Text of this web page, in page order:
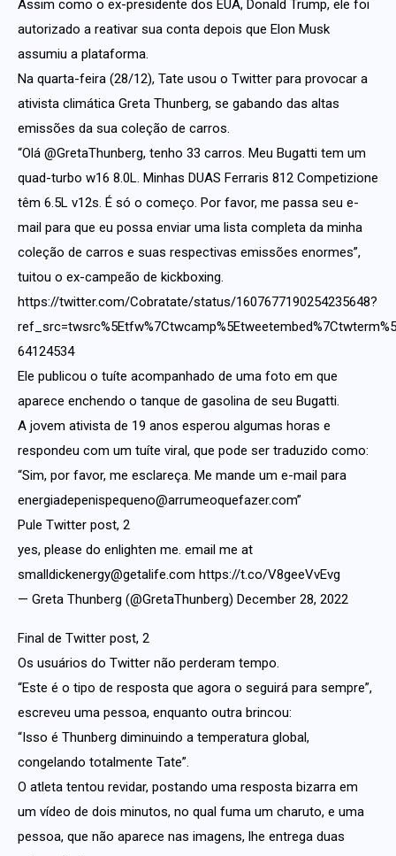
Assim como o ex-presidente dos EUA, Donald Trump, ele foi
autorizado a reativar sua conta depois que Elon Musk
assumiu a plataforma.
Na quarta-feira (28/12), Tate usou o Twitter para provocar a
ativista climática Greta Thunberg, se gabando das altas
emissões da sua coleção de carros.
“Olá @GretaThunberg, tenho 33 carros. Meu Bugatti tem um
quad-turbo w16 8.0L. Minhas DUAS Ferraris 812 Competizione
têm 6.5L v12s. É só o começo. Por favor, me passa seu e-
mail para que eu possa enviar uma lista completa da minha
coleção de carros e suas respectivas emissões enormes”,
tuitou o ex-campeão de kickboxing.
https://twitter.com/Cobratate/status/1607677190254235648?
64124534
Ele publicou o tuíte acompanhado de uma foto em que
aparece enchendo o tanque de gasolina de seu Bugatti.
A jovem ativista de 19 anos esperou algumas horas e
respondeu com um tuíte viral, que pode ser traduzido como:
“Sim, por favor, me esclareça. Me mande um e-mail para
energiadepenispequeno@arrumeoquefazer.com”
Pule Twitter post, 2
yes, please do enlighten me. email me at
smalldickenergy@getalife.com https://t.co/V8geeVvEvg
— Greta Thunberg (@GretaThunberg) December 28, 2022
Final de Twitter post, 2
Os usuários do Twitter não perderam tempo.
“Este é o tipo de resposta que agora o seguirá para sempre”,
escreveu uma pessoa, enquanto outra brincou:
“Isso é Thunberg diminuindo a temperatura global,
congelando totalmente Tate”.
O atleta tentou revidar, postando uma resposta bizarra em
um vídeo de dois minutos, no qual fuma um charuto, e uma
pessoa, que não aparece nas imagens, lhe entrega duas